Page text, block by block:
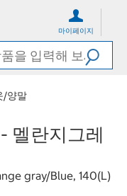
마이페이지
/양말
멜란지그레
gray/Blue, 140(L)